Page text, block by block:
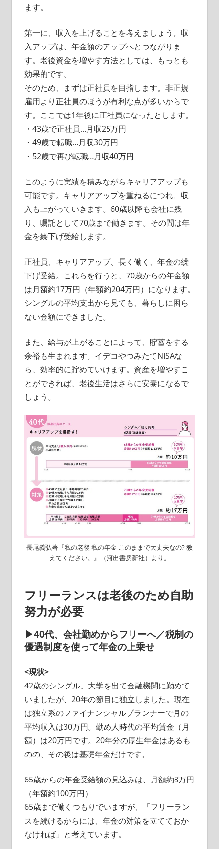
ます。
第一に、収入を上げることを考えましょう。収
入アップは、年金額のアップへとつながりま
す。老後資金を増やす方法としては、もっとも
効果的です。
そのため、まずは正社員を目指します。非正規
雇用より正社員のほうが有利な点が多いからで
す。ここでは1年後に正社員になったとします。
・43歳で正社員…月収25万円
・49歳で転職…月収30万円
・52歳で再び転職…月収40万円
このように実績を積みながらキャリアアップも
可能です。キャリアアップを重ねるにつれ、収
入も上がっていきます。60歳以降も会社に残
り、嘱託として70歳まで働きます。その間は年
金を繰下げ受給します。
正社員、キャリアアップ、長く働く、年金の繰
下げ受給。これらを行うと、70歳からの年金額
は月額約17万円（年額約204万円）になります。
シングルの平均支出から見ても、暮らしに困ら
ない金額にできました。
また、給与が上がることによって、貯蓄をする
余裕も生まれます。イデコやつみたてNISAな
ら、効率的に貯めていけます。資産を増やすこ
とができれば、老後生活はさらに安泰になるで
しょう。
長尾義弘著『私の老後 私の年金 このままで大丈夫なの? 教
えてください。』（河出書房新社）より。
フリーランスは老後のため自助
努力が必要
▶40代、会社勤めからフリーへ／税制の
優遇制度を使って年金の上乗せ
<現状>
42歳のシングル。大学を出て金融機関に勤めて
いましたが、20年の節目に独立しました。現在
は独立系のファイナンシャルプランナーで月の
平均収入は30万円。勤め人時代の平均賃金（月
額）は20万円です。20年分の厚生年金はあるも
のの、その後は基礎年金だけです。
65歳からの年金受給額の見込みは、月額約8万円
（年額約100万円）
65歳まで働くつもりでいますが、「フリーラン
スを続けるからには、年金の対策を立てておか
なければ」と考えています。